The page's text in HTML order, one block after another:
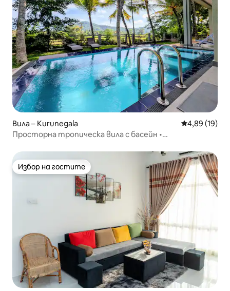
Вила – Kurunegala Средна
4,89 (19)
Просторна тропическа вила с басейн •
Избор на гостите
Избор на гостите